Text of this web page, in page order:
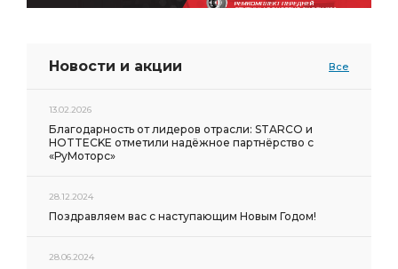
Новости и акции Все
13.02.2026
Благодарность от лидеров отрасли: STARCO и
HOTTECKE отметили надёжное партнёрство с
«РуМоторс»
28.12.2024
Поздравляем вас с наступающим Новым Годом!
28.06.2024